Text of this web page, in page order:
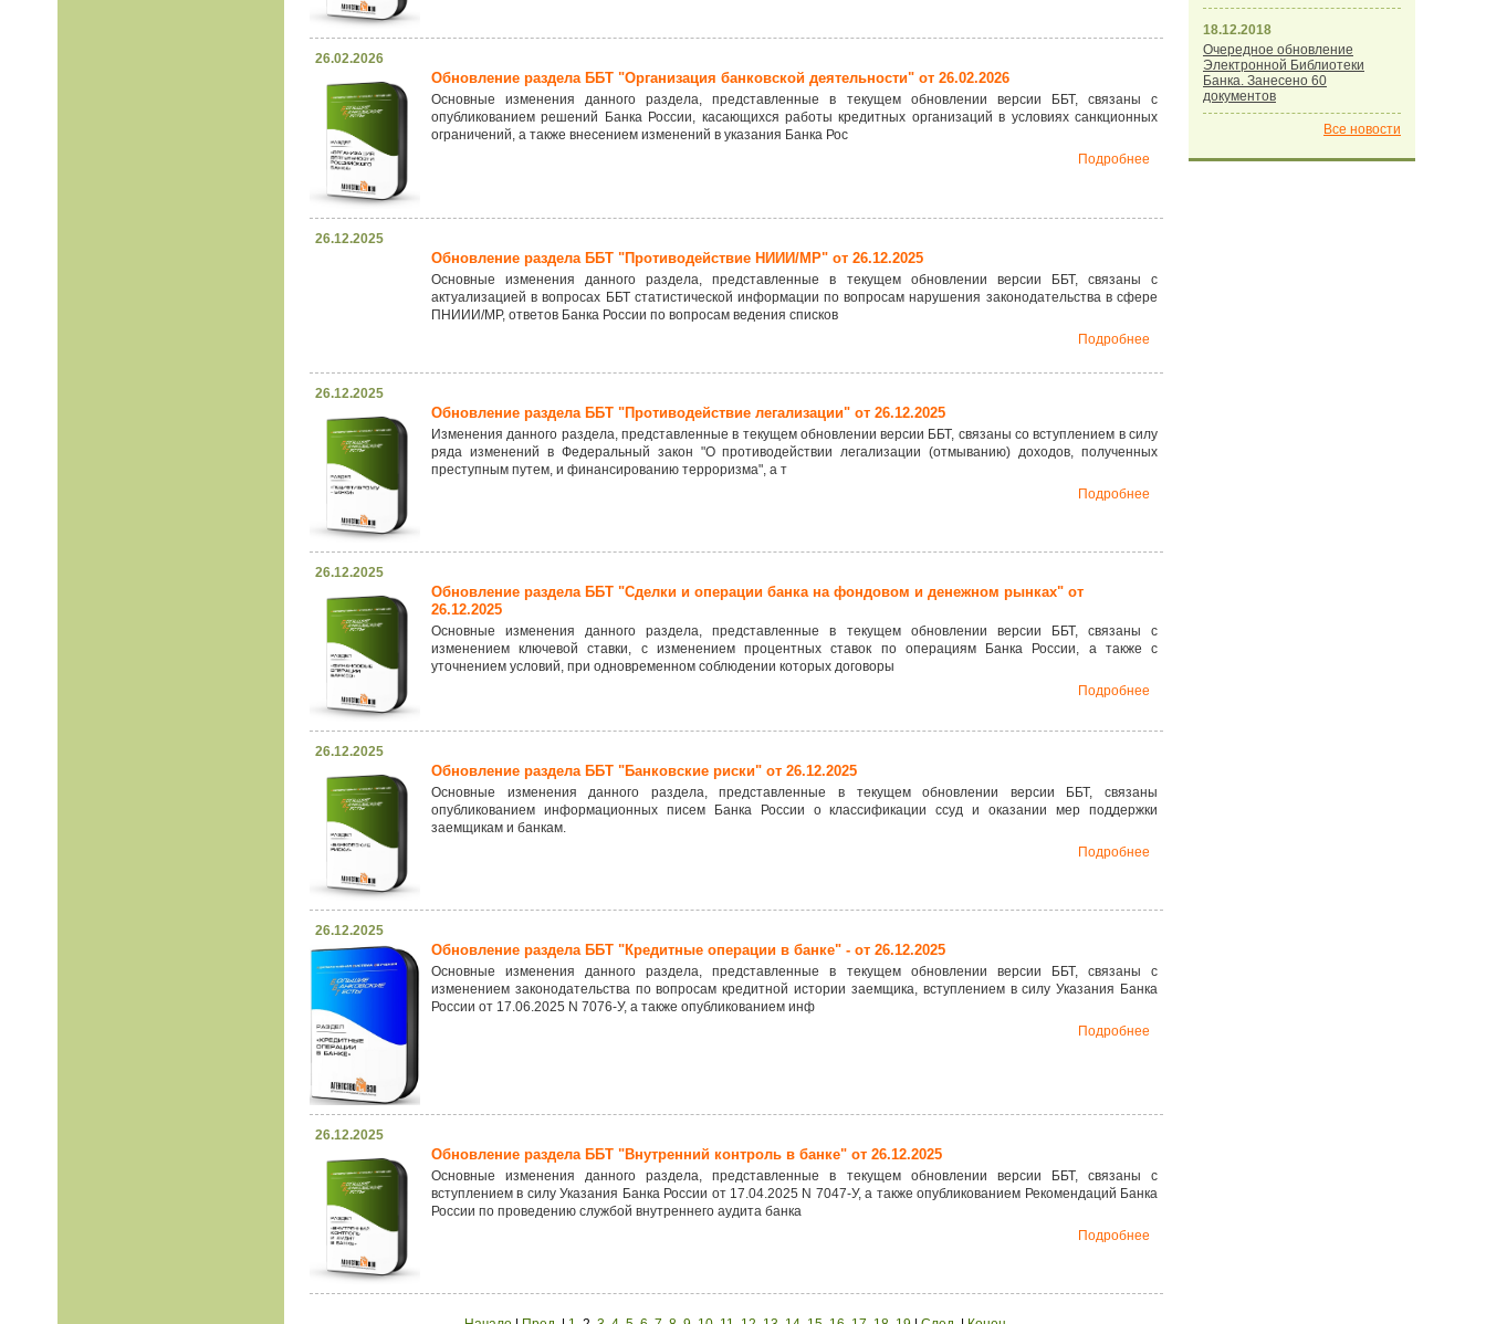
26.02.2026
Обновление раздела ББТ "Организация банковской деятельности" от 26.02.2026
Основные изменения данного раздела, представленные в текущем обновлении версии ББТ, связаны с
опубликованием решений Банка России, касающихся работы кредитных организаций в условиях санкционных
ограничений, а также внесением изменений в указания Банка Рос
Подробнее
26.12.2025
Обновление раздела ББТ "Противодействие НИИИ/МР" от 26.12.2025
Основные изменения данного раздела, представленные в текущем обновлении версии ББТ, связаны с
актуализацией в вопросах ББТ статистической информации по вопросам нарушения законодательства в сфере
ПНИИИ/МР, ответов Банка России по вопросам ведения списков
Подробнее
26.12.2025
Обновление раздела ББТ "Противодействие легализации" от 26.12.2025
Изменения данного раздела, представленные в текущем обновлении версии ББТ, связаны со вступлением в силу
ряда изменений в Федеральный закон "О противодействии легализации (отмыванию) доходов, полученных
преступным путем, и финансированию терроризма", а т
Подробнее
26.12.2025
Обновление раздела ББТ "Сделки и операции банка на фондовом и денежном рынках" от
26.12.2025
Основные изменения данного раздела, представленные в текущем обновлении версии ББТ, связаны с
изменением ключевой ставки, с изменением процентных ставок по операциям Банка России, а также с
уточнением условий, при одновременном соблюдении которых договоры
Подробнее
26.12.2025
Обновление раздела ББТ "Банковские риски" от 26.12.2025
Основные изменения данного раздела, представленные в текущем обновлении версии ББТ, связаны
опубликованием информационных писем Банка России о классификации ссуд и оказании мер поддержки
заемщикам и банкам.
Подробнее
26.12.2025
Обновление раздела ББТ "Кредитные операции в банке" - от 26.12.2025
Основные изменения данного раздела, представленные в текущем обновлении версии ББТ, связаны с
изменением законодательства по вопросам кредитной истории заемщика, вступлением в силу Указания Банка
России от 17.06.2025 N 7076-У, а также опубликованием инф
Подробнее
26.12.2025
Обновление раздела ББТ "Внутренний контроль в банке" от 26.12.2025
Основные изменения данного раздела, представленные в текущем обновлении версии ББТ, связаны с
вступлением в силу Указания Банка России от 17.04.2025 N 7047-У, а также опубликованием Рекомендаций Банка
России по проведению службой внутреннего аудита банка
Подробнее
18.12.2018
Очередное обновление
Электронной Библиотеки
Банка. Занесено 60
документов
Все новости